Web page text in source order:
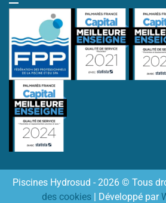
Piscines Hydrosud - 2026 © Tous
des cookies | Développé par